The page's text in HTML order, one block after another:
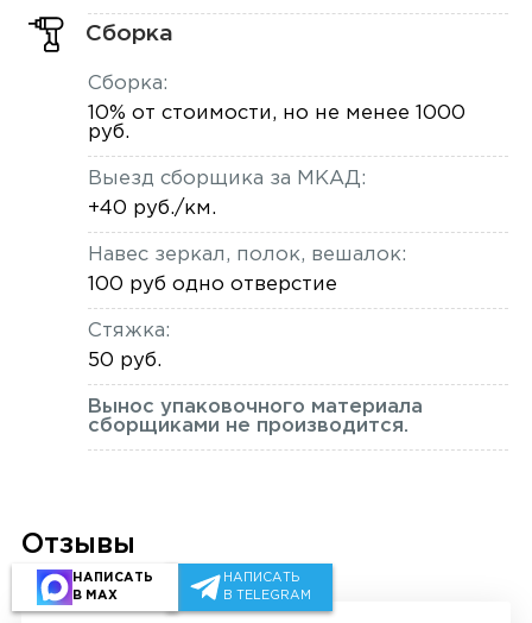
Сборка
Сборка:
10% от стоимости, но не менее 1000
руб.
Выезд сборщика за МКАД:
+40 руб./км.
Навес зеркал, полок, вешалок:
100 руб одно отверстие
Стяжка:
50 руб.
Вынос упаковочного материала
сборщиками не производится.
Отзывы
НАПИСАТЬ
В TELEGRAM
НАПИСАТЬ
В MAX